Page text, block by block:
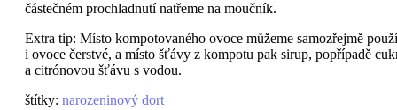
částečném prochladnutí natřeme na moučník.
Extra tip: Místo kompotovaného ovoce můžeme samozřejmě
i ovoce čerstvé, a místo šťávy z kompotu pak sirup, popřípadě
a citrónovou šťávu s vodou.
štítky: narozeninový dort